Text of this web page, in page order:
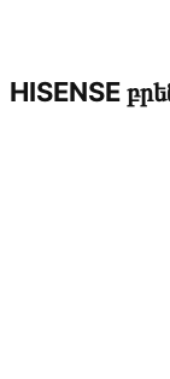
HISENSE